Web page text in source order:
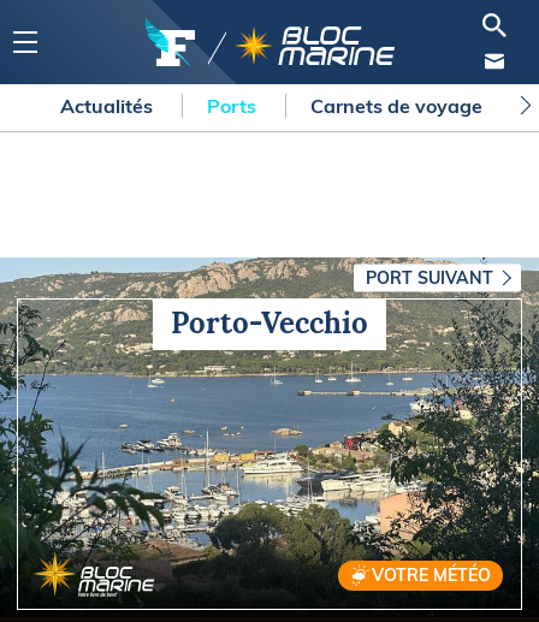
Actualités Ports Carnets de voyage
PORT SUIVANT
Porto-Vecchio
VOTRE MÉTÉO